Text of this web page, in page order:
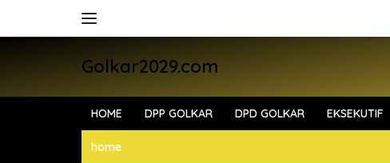
Golkar2029.com
HOME DPP GOLKAR DPD GOLKAR EKSEKUTIF
home